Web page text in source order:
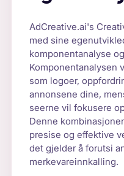
AdCreative.ai's
med sine
komponentanalyse
Komponentanalysen
som logoer,
annonsene dine,
seerne vil fokusere
Denne
presise og effektive
det gjelder å forutsi
merkevareinnkalling.